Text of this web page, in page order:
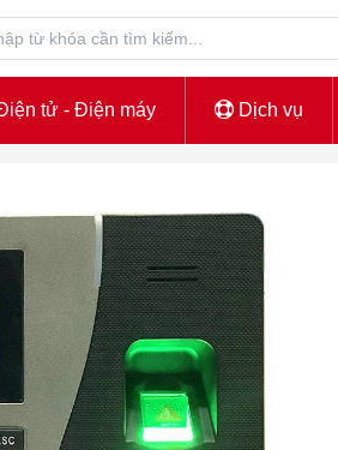
tử - Điện máy Dịch vụ